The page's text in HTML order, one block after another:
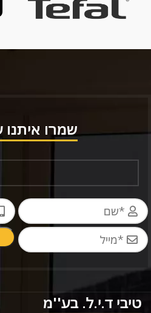
שמרו
טיבי ד.י.ל. בע''מ